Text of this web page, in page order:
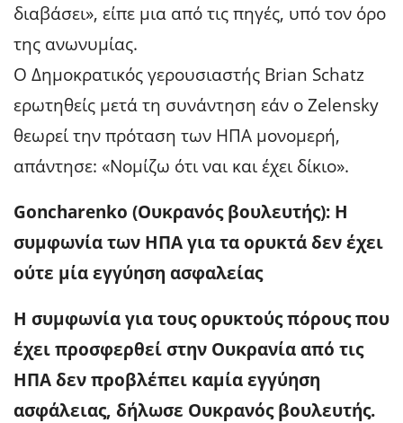
διαβάσει», είπε μια από τις πηγές, υπό τον όρο
της ανωνυμίας.
Ο Δημοκρατικός γερουσιαστής Brian Schatz
ερωτηθείς μετά τη συνάντηση εάν ο Zelensky
θεωρεί την πρόταση των ΗΠΑ μονομερή,
απάντησε: «Νομίζω ότι ναι και έχει δίκιο».
Goncharenko (Ουκρανός βουλευτής): Η
συμφωνία των ΗΠΑ για τα ορυκτά δεν έχει
ούτε μία εγγύηση ασφαλείας
Η συμφωνία για τους ορυκτούς πόρους που
έχει προσφερθεί στην Ουκρανία από τις
ΗΠΑ δεν προβλέπει καμία εγγύηση
ασφάλειας, δήλωσε Ουκρανός βουλευτής.